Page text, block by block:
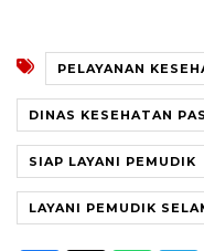
PELAYANAN
DINAS KESEHATAN
SIAP LAYANI PEMUDIK
LAYANI PEMUDIK